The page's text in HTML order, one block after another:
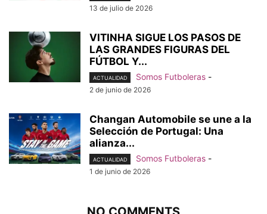
13 de julio de 2026
VITINHA SIGUE LOS PASOS DE
LAS GRANDES FIGURAS DEL
FÚTBOL Y...
ACTUALIDAD Somos Futboleras -
2 de junio de 2026
Changan Automobile se une a la
Selección de Portugal: Una
alianza...
ACTUALIDAD Somos Futboleras -
1 de junio de 2026